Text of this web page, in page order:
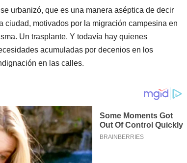
urbanizó, que es una manera aséptica de decir
motivados por la migración campesina en
Un trasplante. Y todavía hay quienes
acumuladas por decenios en los
en las calles.